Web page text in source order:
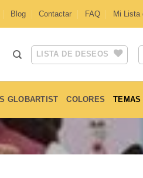
Blog Contactar FAQ Mi Lista
LISTA DE DESEOS
GLOBARTIST COLORES TEMAS